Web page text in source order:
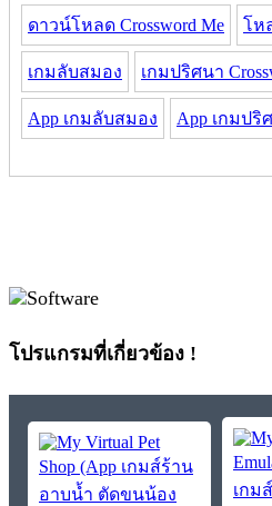
ดาวน์โหลด Crossword Me โห
เกมลับสมอง เกมปริศนา
App เกมลับสมอง App เกมปริ
โปรแกรมที่เกี่ยวข้อง !